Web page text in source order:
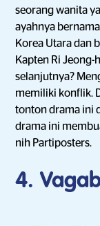
seorang wanita
ayahnya
Korea Utara dan
Kapten Ri
selanjutnya?
memiliki konflik.
tonton drama ini
drama ini
nih Partiposters.
4.